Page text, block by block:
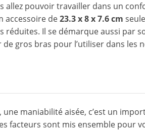
allez pouvoir travailler dans un
accessoire de23.3 x 8 x 7.6 cm
Il se démarque aussi par
gros bras pour l’utiliser dans les
maniabilité aisée, c’est un
facteurs sont mis ensemble pour